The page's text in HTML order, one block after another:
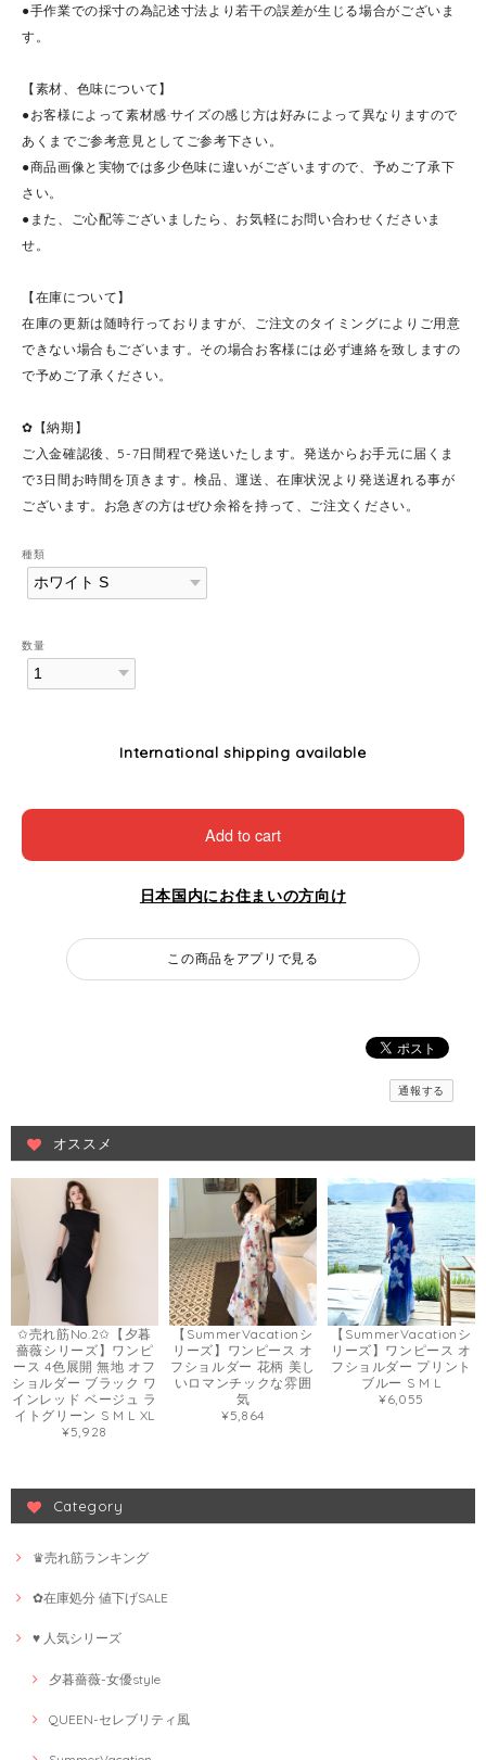
●手作業での採寸の為記述寸法より若干の誤差が生じる場合がございま
す。
【素材、色味について】
●お客様によって素材感·サイズの感じ方は好みによって異なりますので
あくまでご参考意見としてご参考下さい。
●商品画像と実物では多少色味に違いがございますので、予めご了承下
さい。
●また、ご心配等ございましたら、お気軽にお問い合わせくださいま
せ。
【在庫について】
在庫の更新は随時行っておりますが、ご注文のタイミングによりご用意
できない場合もございます。その場合お客様には必ず連絡を致しますの
で予めご了承ください。
✿【納期】
ご入金確認後、5-7日間程で発送いたします。発送からお手元に届くま
で3日間お時間を頂きます。検品、運送、在庫状況より発送遅れる事が
ございます。お急ぎの方はぜひ余裕を持って、ご注文ください。
種類
数量
International shipping available
Add to cart
日本国内にお住まいの方向け
この商品をアプリで見る
通報する
オススメ
✩売れ筋No.2✩【夕暮
薔薇シリーズ】ワンピ
ース 4色展開 無地 オフ
ショルダー ブラック ワ
インレッド ベージュ ラ
イトグリーン S M L XL
¥5,928
【SummerVacationシ
リーズ】ワンピース オ
フショルダー 花柄 美し
いロマンチックな雰囲
気
¥5,864
【SummerVacationシ
リーズ】ワンピース オ
フショルダー プリント
ブルー S M L
¥6,055
Category
♛売れ筋ランキング
✿在庫処分 値下げSALE
♥ 人気シリーズ
夕暮薔薇-女優style
QUEEN-セレブリティ風